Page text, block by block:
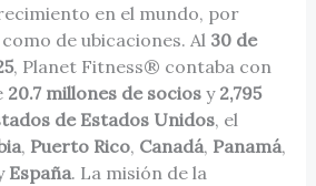
en el mundo, por
de ubicaciones. Al 30 de
, Planet Fitness® contaba con
20.7 millones de sociosy 2,795
de Estados Unidos, el
, Puerto Rico, Canadá, Panamá,
España. La misión de la